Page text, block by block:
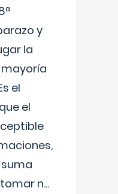
y
la
el
el
n...